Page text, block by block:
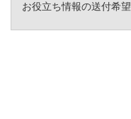
お役立ち情報の送付希望